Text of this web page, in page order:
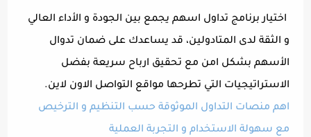
اختيار برنامج تداول اسهم يجمع بين الجودة و الأداء العالي
و الثقة لدى المتادولين، قد يساعدك على ضمان تدوال
الأسهم بشكل امن مع تحقيق ارباح سريعة بفضل
الاستراتيجيات التي تطرحها مواقع التواصل الاون لاين.
اهم منصات التداول الموثوقة حسب التنظيم و الترخيص
مع سهولة الاستخدام و التجربة العملية